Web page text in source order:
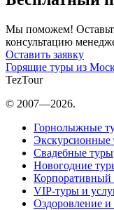
Мы поможем!
консультацию
Оставить заявку
Горящие туры из
TezTour
© 2007—2026.
Горнолыжные
Экскурсионные
Свадебные туры
Новогодние
Корпоративный
VIP-туры и
Оздоровление